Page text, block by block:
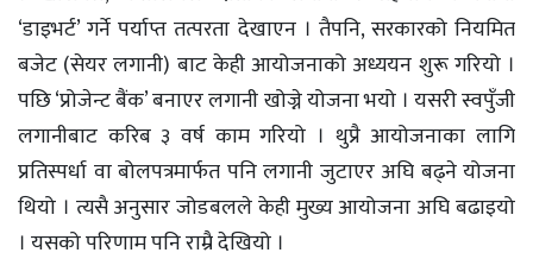
‘डाइभर्ट’ गर्ने पर्याप्त तत्परता देखाएन । तैपनि, सरकारको नियमित
बजेट (सेयर लगानी) बाट केही आयोजनाको अध्ययन शुरू गरियो ।
पछि ‘प्रोजेन्ट बैंक’ बनाएर लगानी खोज्ने योजना भयो । यसरी स्वपुँजी
लगानीबाट करिब ३ वर्ष काम गरियो । थुप्रै आयोजनाका लागि
प्रतिस्पर्धा वा बोलपत्रमार्फत पनि लगानी जुटाएर अघि बढ्ने योजना
थियो । त्यसै अनुसार जोडबलले केही मुख्य आयोजना अघि बढाइयो
। यसको परिणाम पनि राम्रै देखियो ।